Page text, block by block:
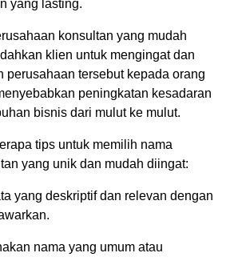
yang lasting.
konsultan yang mudah
klien untuk mengingat dan
perusahaan tersebut kepada orang
peningkatan kesadaran
bisnis dari mulut ke mulut.
tips untuk memilih nama
yang unik dan mudah diingat:
yang deskriptif dan relevan dengan
nama yang umum atau